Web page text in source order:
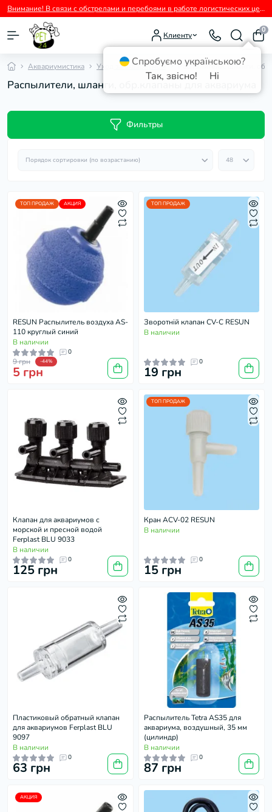
Внимание! В связи с обстрелами и перебоями в работе логистических центров перевозчиков возможны временные задержки с отправкой заказов.
Клиенту
0
Аквариумистика Уход за аквариумом Распылители, шланги,
Распылители, шланги, обр.клапаны для аквариума
Фильтры
ТОП ПРОДАЖ АКЦИЯ
RESUN Распылитель воздуха AS-
110 круглый синий
В наличии
0
9 грн -44%
5 грн
ТОП ПРОДАЖ
Зворотній клапан СV-C RESUN
В наличии
0
19 грн
Клапан для аквариумов с
морской и пресной водой
Ferplast BLU 9033
В наличии
0
125 грн
ТОП ПРОДАЖ
Кран ACV-02 RESUN
В наличии
0
15 грн
Пластиковый обратный клапан
для аквариумов Ferplast BLU
9097
В наличии
0
63 грн
Распылитель Tetra AS35 для
аквариума, воздушный, 35 мм
(цилиндр)
В наличии
0
87 грн
АКЦИЯ
Спробуємо українською?
Так, звісно!
Ні